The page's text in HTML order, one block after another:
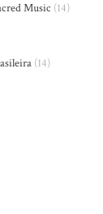
Music (14)
(14)